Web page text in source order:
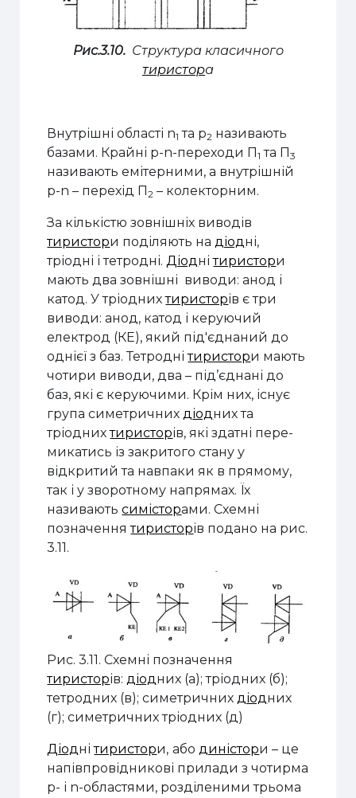
Рис.3.10. Структура класичного
тиристора
Внутрішні області n1 та p2 називають
базами. Крайні p-n-переходи П1 та П3
називають емітерними, а внутрішній
p-n – перехід П2 – колекторним.
За кількістю зовнішніх виводів
тиристори поділяють на діод ні,
тріодні і тетродні. Діод нітиристори
мають два зовнішні виводи: анод і
катод. У тріоднихтиристорів є три
виводи: анод, катод і керуючий
електрод (КЕ), який під'єднаний до
однієї з баз. Тетроднітиристори мають
чотири виводи, два – під’єднані до
баз, які є керуючими. Крім них, існує
група симетричних діод них та
тріоднихтиристорів, які здатні пере­
микатись із закритого стану у
відкритий та навпаки як в прямому,
так і у зворотному напрямах. Їх
називаютьсимісторами. Схемні
позначеннятиристорів подано на рис.
3.11.
Рис. 3.11. Схемні позначення
тиристорів:діодних (а); тріодних (б);
тетродних (в); симетричнихдіодних
(г); симетричних тріодних (д)
Діоднітиристори, абодиністори – це
напівпровідникові прилади з чотирма
p- і n-областями, розділеними трьома